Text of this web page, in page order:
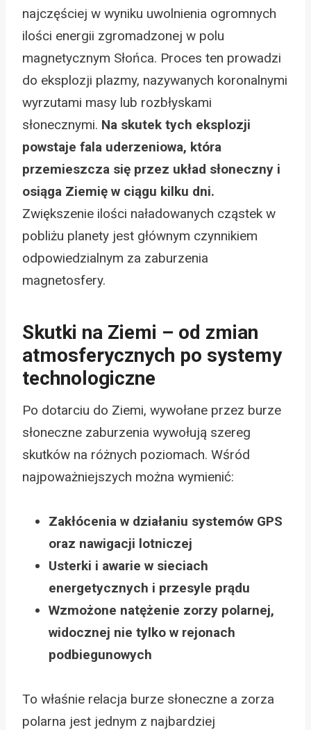
najczęściej w wyniku uwolnienia ogromnych
ilości energii zgromadzonej w polu
magnetycznym Słońca. Proces ten prowadzi
do eksplozji plazmy, nazywanych koronalnymi
wyrzutami masy lub rozbłyskami
słonecznymi. Na skutek tych eksplozji
powstaje fala uderzeniowa, która
przemieszcza się przez układ słoneczny i
osiąga Ziemię w ciągu kilku dni.
Zwiększenie ilości naładowanych cząstek w
pobliżu planety jest głównym czynnikiem
odpowiedzialnym za zaburzenia
magnetosfery.
Skutki na Ziemi – od zmian
atmosferycznych po systemy
technologiczne
Po dotarciu do Ziemi, wywołane przez burze
słoneczne zaburzenia wywołują szereg
skutków na różnych poziomach. Wśród
najpoważniejszych można wymienić:
Zakłócenia w działaniu systemów GPS
oraz nawigacji lotniczej
Usterki i awarie w sieciach
energetycznych i przesyle prądu
Wzmożone natężenie zorzy polarnej,
widocznej nie tylko w rejonach
podbiegunowych
To właśnie relacja burze słoneczne a zorza
polarna jest jednym z najbardziej